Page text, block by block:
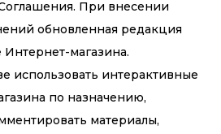
При внесении
обновленная редакция
Интернет-магазина.
использовать интерактивные
по назначению,
материалы,